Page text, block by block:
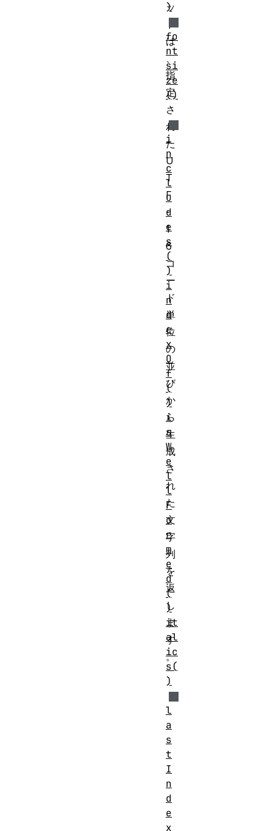
ッ
は
、
指
定
さ
れ
た
U
T
F
-
1
6
コ
ー
ド
単
位
の
並
び
か
ら
生
成
さ
れ
た
文
字
列
を
返
し
ま
す
。
)
fo
nt
si
ze
()
i
n
c
l
u
d
e
s
(
)
i
n
d
e
x
O
f
(
)
i
s
W
e
l
l
F
o
r
m
e
d
(
)
it
al
ic
s(
)
l
a
s
t
I
n
d
e
x